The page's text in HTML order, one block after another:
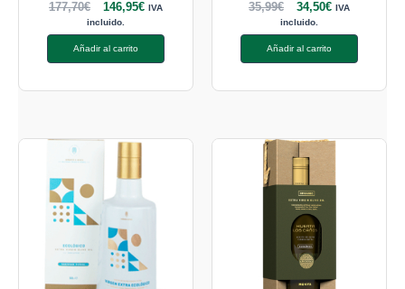
177,70€ 146,95€ IVA
incluido.
Añadir al carrito
35,99€ 34,50€ IVA
incluido.
Añadir al carrito